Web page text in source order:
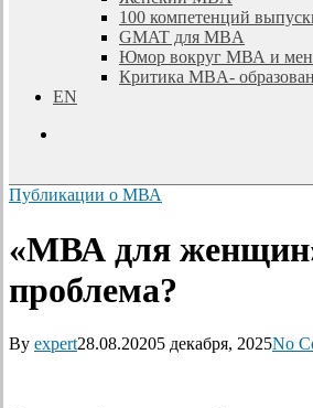
100 компетенций
GMAT для MBA
Юмор вокруг МВА и
Критика MBA-
EN
Публикации о МВА
«МВА для
проблема?
By expert28.08.20205 декабря, 2025No